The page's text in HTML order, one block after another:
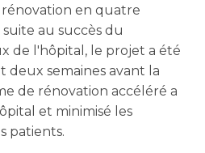
rénovation en quatre
au succès du
de l'hôpital, le projet a été
deux semaines avant la
de rénovation accéléré a
et minimisé les
patients.